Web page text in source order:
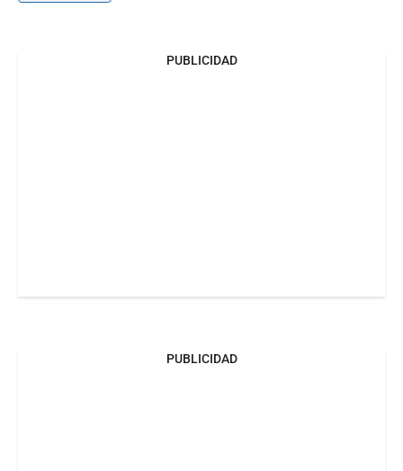
PUBLICIDAD
PUBLICIDAD